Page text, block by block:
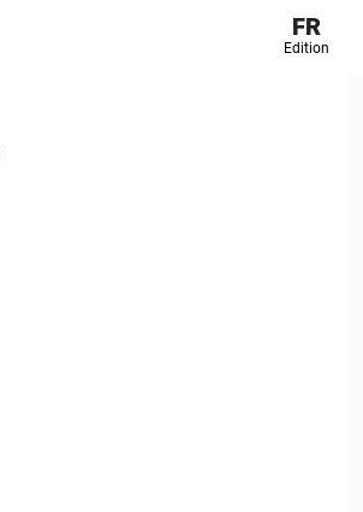
FR
Edition